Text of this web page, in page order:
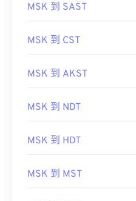
MSK 到 SAST
MSK 到 CST
MSK 到 AKST
MSK 到 NDT
MSK 到 HDT
MSK 到 MST